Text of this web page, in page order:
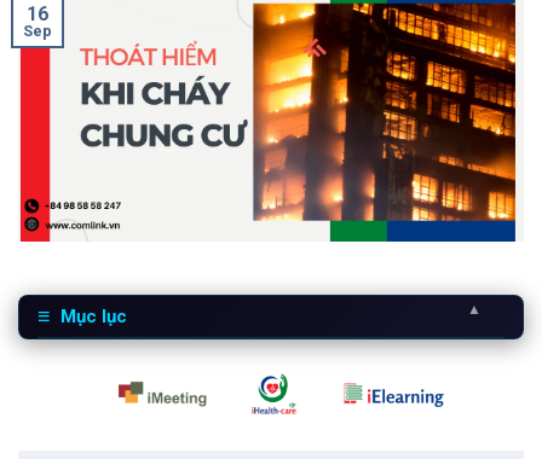
16
Sep
Mục lục ▲
Tại sao phải thoát hiểm khi cháy chung cư